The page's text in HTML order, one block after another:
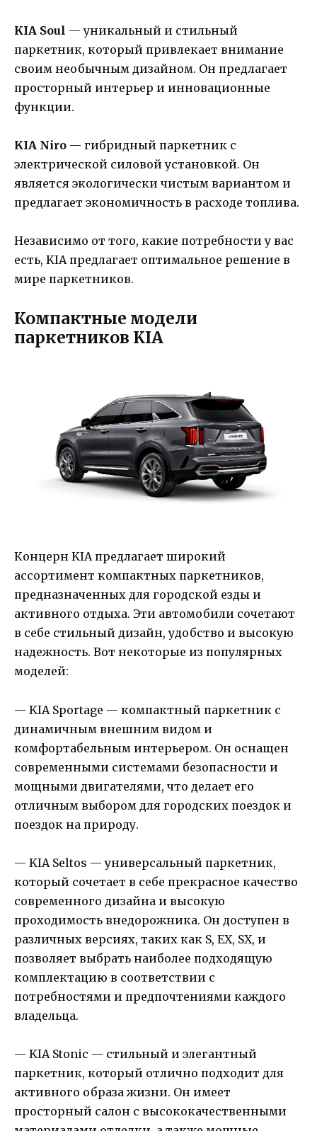
KIA Soul — уникальный и стильный
паркетник, который привлекает внимание
своим необычным дизайном. Он предлагает
просторный интерьер и инновационные
функции.
KIA Niro — гибридный паркетник с
электрической силовой установкой. Он
является экологически чистым вариантом и
предлагает экономичность в расходе топлива.
Независимо от того, какие потребности у вас
есть, KIA предлагает оптимальное решение в
мире паркетников.
Компактные модели
паркетников KIA
Концерн KIA предлагает широкий
ассортимент компактных паркетников,
предназначенных для городской езды и
активного отдыха. Эти автомобили сочетают
в себе стильный дизайн, удобство и высокую
надежность. Вот некоторые из популярных
моделей:
— KIA Sportage — компактный паркетник с
динамичным внешним видом и
комфортабельным интерьером. Он оснащен
современными системами безопасности и
мощными двигателями, что делает его
отличным выбором для городских поездок и
поездок на природу.
— KIA Seltos — универсальный паркетник,
который сочетает в себе прекрасное качество
современного дизайна и высокую
проходимость внедорожника. Он доступен в
различных версиях, таких как S, EX, SX, и
позволяет выбрать наиболее подходящую
комплектацию в соответствии с
потребностями и предпочтениями каждого
владельца.
— KIA Stonic — стильный и элегантный
паркетник, который отлично подходит для
активного образа жизни. Он имеет
просторный салон с высококачественными